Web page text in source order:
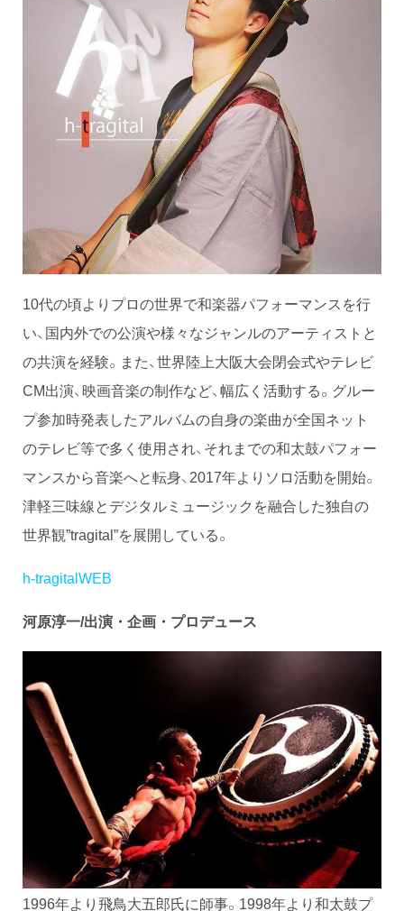
10代の頃よりプロの世界で和楽器パフォーマンスを行
い、国内外での公演や様々なジャンルのアーティストと
の共演を経験。また、世界陸上大阪大会閉会式やテレビ
CM出演、映画音楽の制作など、幅広く活動する。グルー
プ参加時発表したアルバムの自身の楽曲が全国ネット
のテレビ等で多く使用され、それまでの和太鼓パフォー
マンスから音楽へと転身、2017年よりソロ活動を開始。
津軽三味線とデジタルミュージックを融合した独自の
世界観”tragital”を展開している。
h-tragitalWEB
河原淳一/出演・企画・プロデュース
1996年より飛鳥大五郎氏に師事。1998年より和太鼓プ